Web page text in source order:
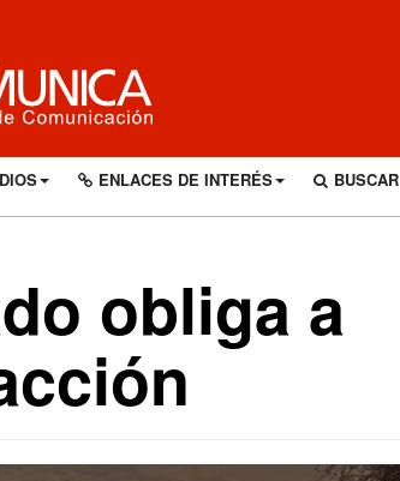
ENLACES DE INTERÉS BUSCAR
obliga a